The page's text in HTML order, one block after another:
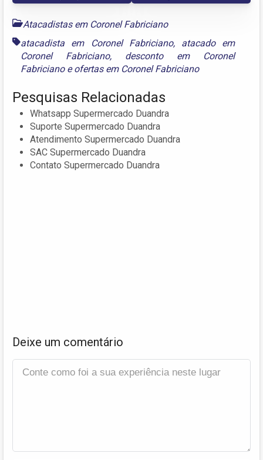
Atacadistas em Coronel Fabriciano
atacadista em Coronel Fabriciano, atacado em
Coronel Fabriciano, desconto em Coronel
Fabricianoeofertas em Coronel Fabriciano
Pesquisas Relacionadas
Whatsapp Supermercado Duandra
Suporte Supermercado Duandra
Atendimento Supermercado Duandra
SAC Supermercado Duandra
Contato Supermercado Duandra
Deixe um comentário